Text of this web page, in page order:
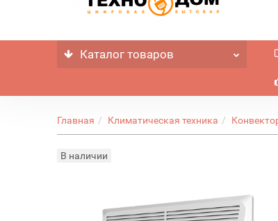
Каталог товаров
Главная Климатическая техника
В наличии